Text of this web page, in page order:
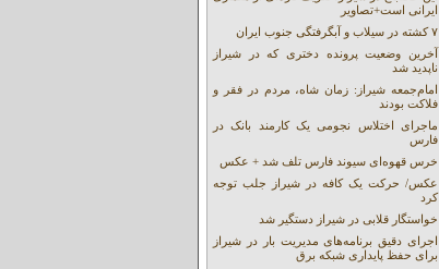
ایرانی است+تصاویر
۷ کشته در سیلاب و آبگرفتگی جنوب ایران
آخرین وضعیت پرونده دختری که در شیراز
ناپدید شد
امام‌جمعه شیراز: زمان شاه، مردم در فقر و
فلاکت بودند
ماجرای اختلاس نجومی یک کارمند بانک در
فارس
خرس قهوه‌ای سیوند فارس تلف شد + عکس
عکس/ حرکت یک کافه در شیراز جلب توجه
کرد
خواستگار قلابی در شیراز دستگیر شد
اجرای دقیق برنامه‌های مدیریت بار در شیراز
برای حفظ پایداری شبکه برق